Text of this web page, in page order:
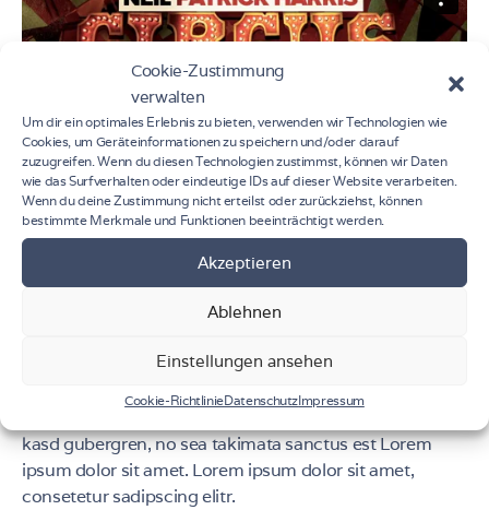
Cookie-Zustimmung
verwalten
Um dir ein optimales Erlebnis zu bieten, verwenden wir Technologien wie
Cookies, um Geräteinformationen zu speichern und/oder darauf
zuzugreifen. Wenn du diesen Technologien zustimmst, können wir Daten
wie das Surfverhalten oder eindeutige IDs auf dieser Website verarbeiten.
Wenn du deine Zustimmung nicht erteilst oder zurückziehst, können
bestimmte Merkmale und Funktionen beeinträchtigt werden.
Akzeptieren
Ablehnen
Einstellungen ansehen
Cookie-RichtlinieDatenschutzImpressum
At vero eos et accusam et justo duo dolores et ea
rebum. Stet clita kasd gubergren, no sea takimata
sanctus est Lorem ipsum dolor sit amet. Lorem ipsum
nonumy eirmod tempor invidunt ut labore et dolore
magna aliquyam erat, sed diam voluptua. At vero eos et
kasd gubergren, no sea takimata sanctus est Lorem
ipsum dolor sit amet. Lorem ipsum dolor sit amet,
consetetur sadipscing elitr.